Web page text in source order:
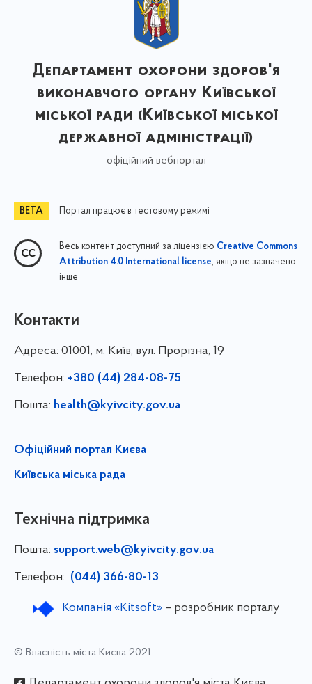
Департамент охорони здоров'я
виконавчого органу Київської
міської ради (Київської міської
державної адміністрації)
офіційний вебпортал
Портал працює в тестовому режимі
Весь контент доступний за ліцензією Creative Commons
Attribution 4.0 International license, якщо не зазначено
інше
Контакти
Адреса: 01001, м. Київ, вул. Прорізна, 19
Телефон: +380 (44) 284-08-75
Пошта: health@kyivcity.gov.ua
Офіційний портал Києва
Київська міська рада
Технічна підтримка
Пошта: support.web@kyivcity.gov.ua
Телефон: (044) 366-80-13
Компанія «Kitsoft»– розробник порталу
© Власність міста Києва 2021